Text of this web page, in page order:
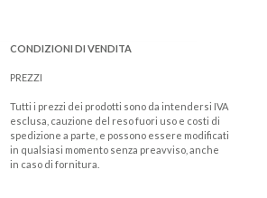
CONDIZIONI DI VENDITA
PREZZI
Tutti i prezzi dei prodotti sono da intendersi IVA
esclusa, cauzione del reso fuori uso e costi di
spedizione a parte, e possono essere modificati
in qualsiasi momento senza preavviso, anche
in caso di fornitura.